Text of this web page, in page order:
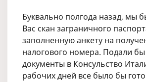
Буквально полгода назад, мы
Вас скан заграничного
заполненную анкету на
налогового номера. Подали бы
документы в Консульство
рабочих дней все было бы